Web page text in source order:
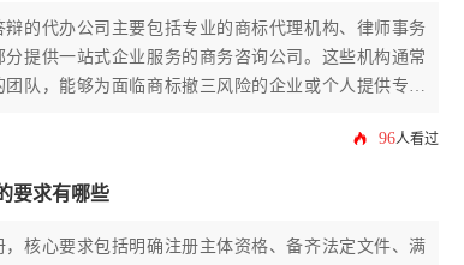
的代办公司主要包括专业的商标代理机构、律师事务
提供一站式企业服务的商务咨询公司。这些机构通常
队，能够为面临商标撤三风险的企业或个人提供专业
。
96人看过
要求有哪些
核心要求包括明确注册主体资格、备齐法定文件、满